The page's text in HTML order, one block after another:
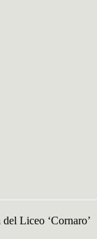
Liceo ‘Cornaro’